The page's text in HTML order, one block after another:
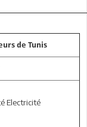
de Tunis
Electricité